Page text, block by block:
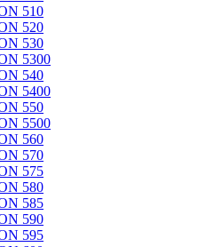
510
520
530
5300
540
5400
550
5500
560
570
575
580
585
590
595